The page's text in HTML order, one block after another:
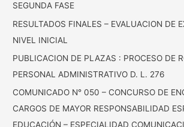
SEGUNDA FASE
RESULTADOS FINALES – EVALUACION DE
NIVEL INICIAL
PUBLICACION DE PLAZAS : PROCESO DE
PERSONAL ADMINISTRATIVO D. L. 276
COMUNICADO N° 050 – CONCURSO DE
CARGOS DE MAYOR RESPONSABILIDAD
EDUCACIÓN – ESPECIALIDAD